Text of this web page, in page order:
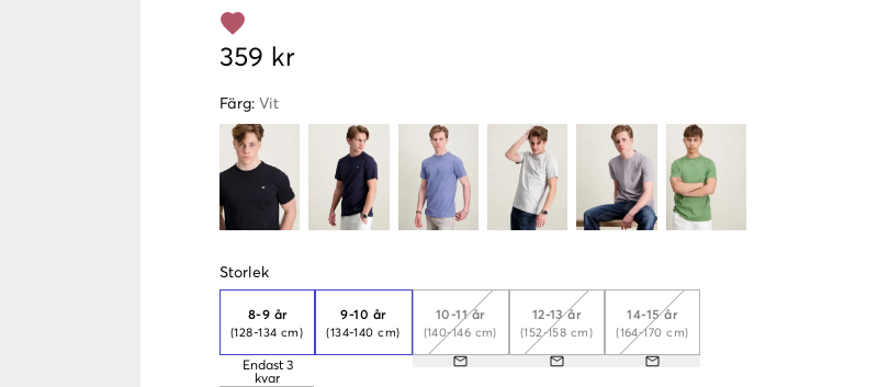
359 kr
Färg: Vit
Storlek
8-9 år
(128-134 cm)
Endast 3
kvar
9-10 år
(134-140 cm)
10-11 år
(140-146 cm)
12-13 år
(152-158 cm)
14-15 år
(164-170 cm)